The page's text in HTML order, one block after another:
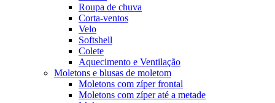
Roupa de chuva
Corta-ventos
Velo
Softshell
Colete
Aquecimento e Ventilação
Moletons e blusas de moletom
Moletons com zíper frontal
Moletons com zíper até a metade